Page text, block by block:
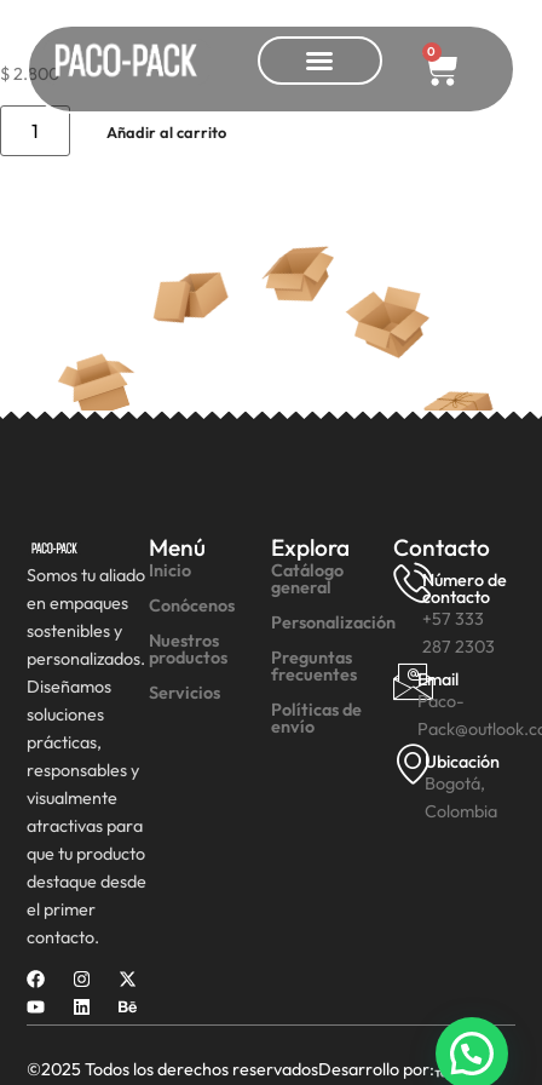
0
Blanco 70×100
$2.800
Añadir al carrito
Somos tu aliado
en empaques
sostenibles y
personalizados.
Diseñamos
soluciones
prácticas,
responsables y
visualmente
atractivas para
que tu producto
destaque desde
el primer
contacto.
Menú
Inicio
Conócenos
Nuestros
productos
Servicios
Explora
Catálogo
general
Personalización
Preguntas
frecuentes
Políticas de
envío
Contacto
Número de
contacto
+57 333
287 2303
Email
Paco-
Ubicación
Bogotá,
Colombia
©2025 Todos los derechos reservadosDesarrollo por: